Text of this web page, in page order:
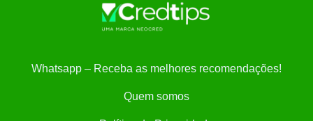
Whatsapp – Receba as melhores recomendações!
Quem somos